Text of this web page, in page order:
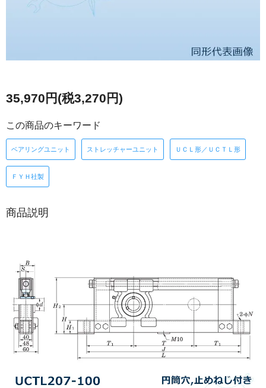
35,970円(税3,270円)
この商品のキーワード
ベアリングユニット ストレッチャーユニット ＵＣＬ形／ＵＣＴＬ形
ＦＹＨ社製
商品説明